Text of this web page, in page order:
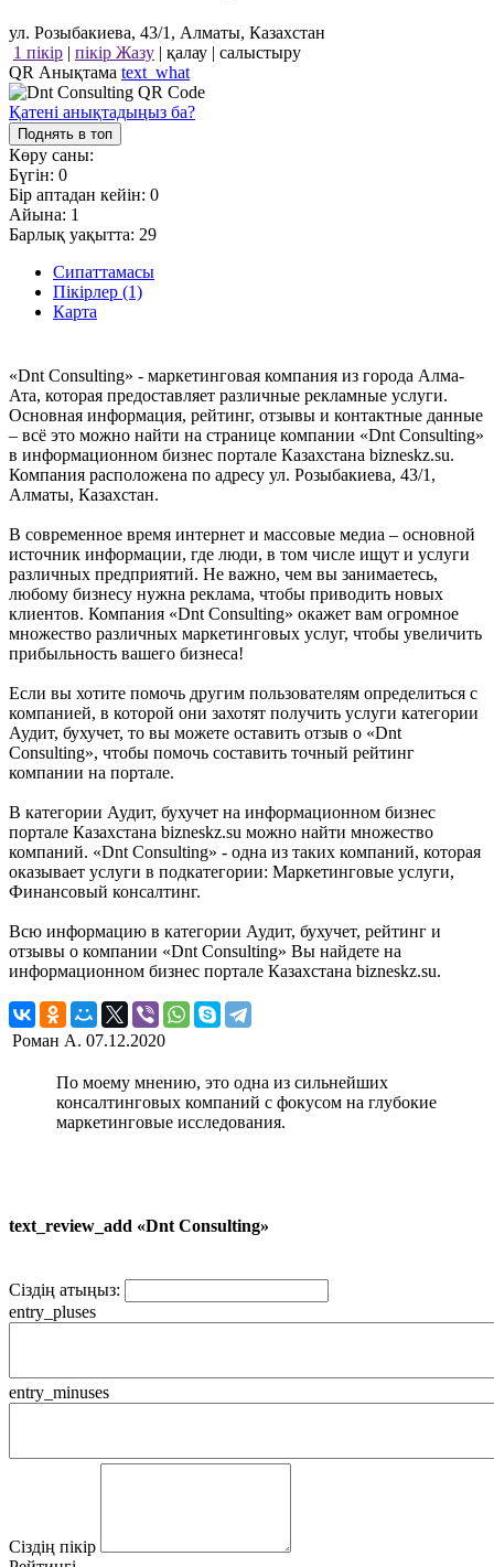
ул. Розыбакиева, 43/1, Алматы, Казахстан
1 пікір | пікір Жазу | қалау | салыстыру
QR Анықтама text_what
Қатені анықтадыңыз ба?
Поднять в топ
Көру саны:
Бүгін: 0
Бір аптадан кейін: 0
Айына: 1
Барлық уақытта: 29
Сипаттамасы
Пікірлер (1)
Карта
«Dnt Consulting» - маркетинговая компания из города Алма-
Ата, которая предоставляет различные рекламные услуги.
Основная информация, рейтинг, отзывы и контактные данные
– всё это можно найти на странице компании «Dnt Consulting»
в информационном бизнес портале Казахстана bizneskz.su.
Компания расположена по адресу ул. Розыбакиева, 43/1,
Алматы, Казахстан.
В современное время интернет и массовые медиа – основной
источник информации, где люди, в том числе ищут и услуги
различных предприятий. Не важно, чем вы занимаетесь,
любому бизнесу нужна реклама, чтобы приводить новых
клиентов. Компания «Dnt Consulting» окажет вам огромное
множество различных маркетинговых услуг, чтобы увеличить
прибыльность вашего бизнеса!
Если вы хотите помочь другим пользователям определиться с
компанией, в которой они захотят получить услуги категории
Аудит, бухучет, то вы можете оставить отзыв о «Dnt
Consulting», чтобы помочь составить точный рейтинг
компании на портале.
В категории Аудит, бухучет на информационном бизнес
портале Казахстана bizneskz.su можно найти множество
компаний. «Dnt Consulting» - одна из таких компаний, которая
оказывает услуги в подкатегории: Маркетинговые услуги,
Финансовый консалтинг.
Всю информацию в категории Аудит, бухучет, рейтинг и
отзывы о компании «Dnt Consulting» Вы найдете на
информационном бизнес портале Казахстана bizneskz.su.
Роман А. 07.12.2020
По моему мнению, это одна из сильнейших
консалтинговых компаний с фокусом на глубокие
маркетинговые исследования.
text_review_add «Dnt Consulting»
Сіздің атыңыз:
entry_pluses
entry_minuses
Сіздің пікір